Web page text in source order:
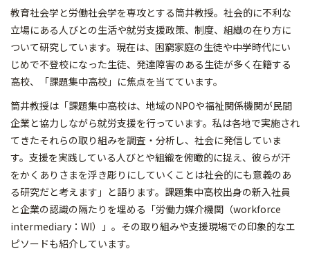
教育社会学と労働社会学を専攻とする筒井教授。社会的に不利な
立場にある人びとの生活や就労支援政策、制度、組織の在り方に
ついて研究しています。現在は、困窮家庭の生徒や中学時代にい
じめで不登校になった生徒、発達障害のある生徒が多く在籍する
高校、「課題集中高校」に焦点を当てています。
筒井教授は「課題集中高校は、地域のNPOや福祉関係機関が民間
企業と協力しながら就労支援を行っています。私は各地で実施され
てきたそれらの取り組みを調査・分析し、社会に発信していま
す。支援を実践している人びとや組織を俯瞰的に捉え、彼らが汗
をかくありさまを浮き彫りにしていくことは社会的にも意義のあ
る研究だと考えます」と語ります。課題集中高校出身の新入社員
と企業の認識の隔たりを埋める「労働力媒介機関（workforce
intermediary：WI）」。その取り組みや支援現場での印象的なエ
ピソードも紹介しています。